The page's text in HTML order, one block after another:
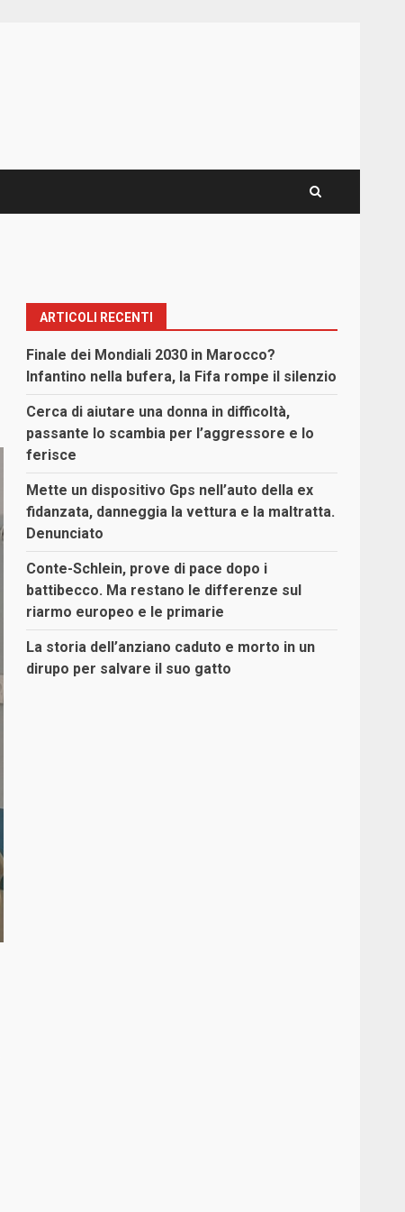
ARTICOLI RECENTI
Finale dei Mondiali 2030 in Marocco?
Infantino nella bufera, la Fifa rompe il silenzio
Cerca di aiutare una donna in difficoltà,
passante lo scambia per l’aggressore e lo
ferisce
Mette un dispositivo Gps nell’auto della ex
fidanzata, danneggia la vettura e la maltratta.
Denunciato
Conte-Schlein, prove di pace dopo i
battibecco. Ma restano le differenze sul
riarmo europeo e le primarie
La storia dell’anziano caduto e morto in un
dirupo per salvare il suo gatto